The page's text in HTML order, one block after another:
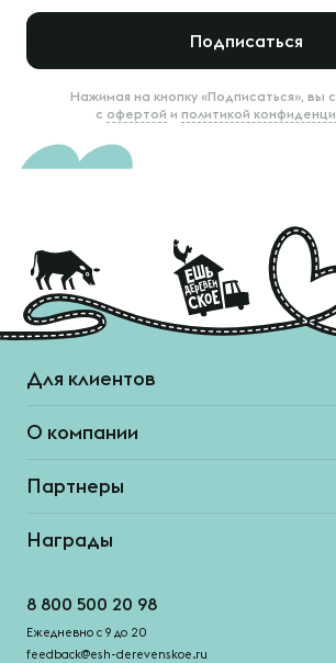
Подписаться
Нажимая на кнопку «Подписаться», вы
с офертой и политикой
Для клиентов
О компании
Партнеры
Награды
8 800 500 20 98
Ежедневно с 9 до 20
feedback@esh-derevenskoe.ru